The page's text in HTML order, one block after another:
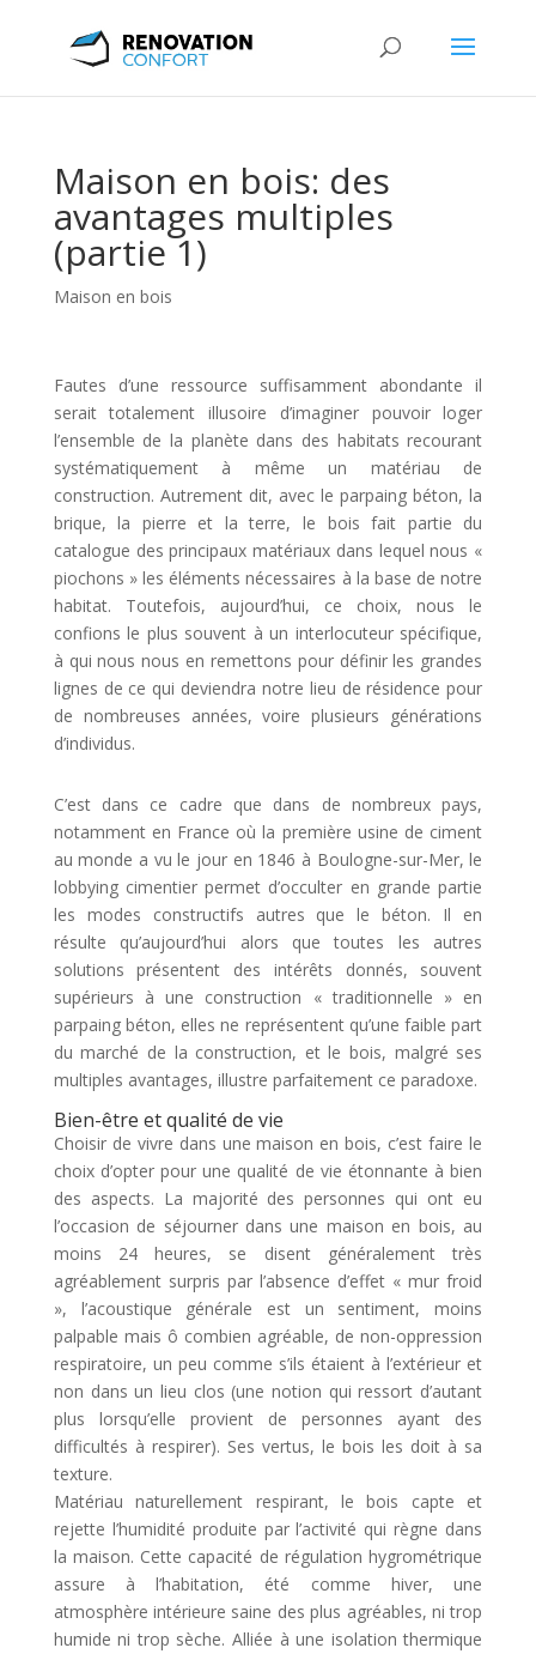
Maison en bois: des
avantages multiples
(partie 1)
Maison en bois
Fautes d’une ressource suffisamment abondante il
serait totalement illusoire d’imaginer pouvoir loger
l’ensemble de la planète dans des habitats recourant
systématiquement à même un matériau de
construction. Autrement dit, avec le parpaing béton, la
brique, la pierre et la terre, le bois fait partie du
catalogue des principaux matériaux dans lequel nous «
piochons » les éléments nécessaires à la base de notre
habitat. Toutefois, aujourd’hui, ce choix, nous le
confions le plus souvent à un interlocuteur spécifique,
à qui nous nous en remettons pour définir les grandes
lignes de ce qui deviendra notre lieu de résidence pour
de nombreuses années, voire plusieurs générations
d’individus.
C’est dans ce cadre que dans de nombreux pays,
notamment en France où la première usine de ciment
au monde a vu le jour en 1846 à Boulogne-sur-Mer, le
lobbying cimentier permet d’occulter en grande partie
les modes constructifs autres que le béton. Il en
résulte qu’aujourd’hui alors que toutes les autres
solutions présentent des intérêts donnés, souvent
supérieurs à une construction « traditionnelle » en
parpaing béton, elles ne représentent qu’une faible part
du marché de la construction, et le bois, malgré ses
multiples avantages, illustre parfaitement ce paradoxe.
Bien-être et qualité de vie
Choisir de vivre dans une maison en bois, c’est faire le
choix d’opter pour une qualité de vie étonnante à bien
des aspects. La majorité des personnes qui ont eu
l’occasion de séjourner dans une maison en bois, au
moins 24 heures, se disent généralement très
agréablement surpris par l’absence d’effet « mur froid
», l’acoustique générale est un sentiment, moins
palpable mais ô combien agréable, de non-oppression
respiratoire, un peu comme s’ils étaient à l’extérieur et
non dans un lieu clos (une notion qui ressort d’autant
plus lorsqu’elle provient de personnes ayant des
difficultés à respirer). Ses vertus, le bois les doit à sa
texture.
Matériau naturellement respirant, le bois capte et
rejette l’humidité produite par l’activité qui règne dans
la maison. Cette capacité de régulation hygrométrique
assure à l’habitation, été comme hiver, une
atmosphère intérieure saine des plus agréables, ni trop
humide ni trop sèche. Alliée à une isolation thermique